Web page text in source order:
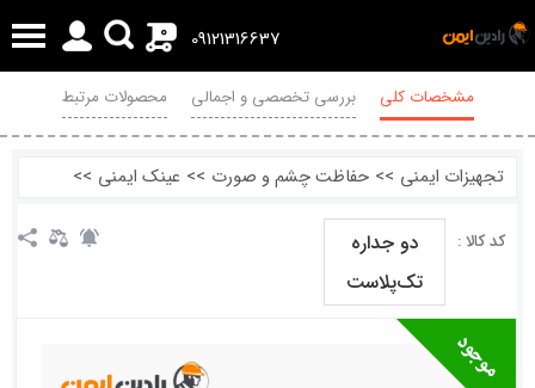
09121316637
0
مشخصات کلی بررسی تخصصی و اجمالی محصولات مرتبط
تجهیزات ایمنی >> حفاظت چشم و صورت >> عینک ایمنی >>
کد کالا :
دو جداره
تک‌پلاست